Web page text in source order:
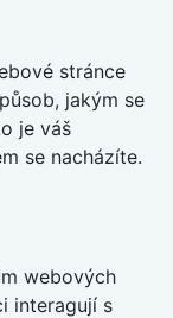
stránce
jakým se
je váš
se nacházíte.
webových
interagují s